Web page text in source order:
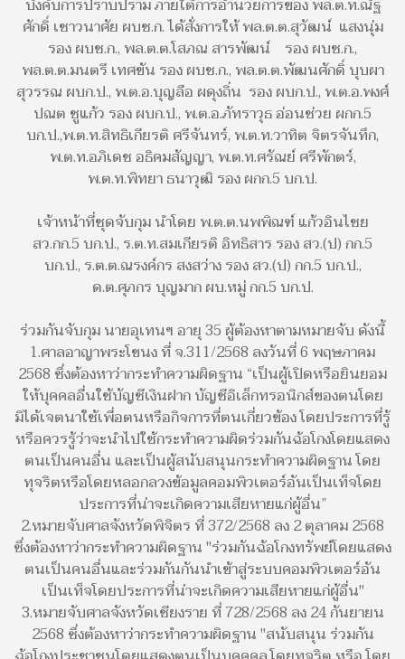
บังคับการปราบปราม ภายใต้การอำนวยการของ พล.ต.ท.ณัฐ
ศักดิ์ เชาวนาศัย ผบช.ก. ได้สั่งการให้ พล.ต.ต.สุวัฒน์ แสงนุ่ม
รอง ผบช.ก., พล.ต.ต.โสภณ สารพัฒน์ รอง ผบช.ก.,
พล.ต.ต.มนตรี เทศขัน รอง ผบช.ก., พล.ต.ต.พัฒนศักดิ์ บุบผา
สุวรรณ ผบก.ป., พ.ต.อ.บุญลือ ผดุงถิ่น รอง ผบก.ป., พ.ต.อ.พงศ์
ปณต ชูแก้ว รอง ผบก.ป., พ.ต.อ.ภัทราวุธ อ่อนช่วย ผกก.5
บก.ป.,พ.ต.ท.สิทธิเกียรติ ศรีจันทร์, พ.ต.ท.วาทิต จิตรจันทึก,
พ.ต.ท.อภิเดช อธิคมสัญญา, พ.ต.ท.ศรัณย์ ศรีพักตร์,
พ.ต.ท.พิทยา ธนาวุฒิ รอง ผกก.5 บก.ป.
เจ้าหน้าที่ชุดจับกุม นำโดย พ.ต.ต.นพพิณฑ์ แก้วอินไชย
สว.กก.5 บก.ป., ร.ต.ท.สมเกียรติ อิทธิสาร รอง สว.(ป) กก.5
บก.ป., ร.ต.ต.ณรงค์กร สงสว่าง รอง สว.(ป) กก.5 บก.ป.,
ด.ต.ศุภกร บุญมาก ผบ.หมู่ กก.5 บก.ป.
ร่วมกันจับกุม นายอุเทนฯ อายุ 35 ผู้ต้องหาตามหมายจับ ดังนี้
1.ศาลอาญาพระโขนง ที่ จ.311/2568 ลงวันที่ 6 พฤษภาคม
2568 ซึ่งต้องหาว่ากระทำความผิดฐาน “เป็นผู้เปิดหรือยินยอม
ให้บุคคลอื่นใช้บัญชีเงินฝาก บัญชีอิเล็กทรอนิกส์ของตนโดย
มิได้เจตนาใช้เพื่อตนหรือกิจการที่ตนเกี่ยวข้อง โดยประการที่รู้
หรือควรรู้ว่าจะนำไปใช้กระทำความผิดร่วมกันฉ้อโกงโดยแสดง
ตนเป็นคนอื่น และเป็นผู้สนับสนุนกระทำความผิดฐาน โดย
ทุจริตหรือโดยหลอกลวงข้อมูลคอมพิวเตอร์อันเป็นเท็จโดย
ประการที่น่าจะเกิดความเสียหายแก่ผู้อื่น”
2.หมายจับศาลจังหวัดพิจิตร ที่ 372/2568 ลง 2 ตุลาคม 2568
ซึ่งต้องหาว่ากระทำความผิดฐาน "ร่วมกันฉ้อโกงทรัพย์โดยแสดง
ตนเป็นคนอื่นและร่วมกันกันนำเข้าสู่ระบบคอมพิวเตอร์อัน
เป็นเท็จโดยประการที่น่าจะเกิดความเสียหายแก่ผู้อื่น"
3.หมายจับศาลจังหวัดเชียงราย ที่ 728/2568 ลง 24 กันยายน
2568 ซึ่งต้องหาว่ากระทำความผิดฐาน "สนับสนุน ร่วมกัน